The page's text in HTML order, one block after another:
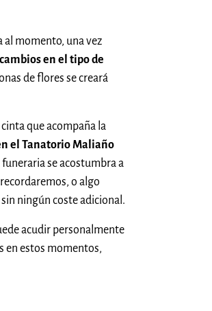
al momento, una vez
cambios en el tipo de
de flores se creará
que acompaña la
el Tanatorio Maliaño
se acostumbra a
o algo
sin ningún coste adicional.
acudir personalmente
en estos momentos,